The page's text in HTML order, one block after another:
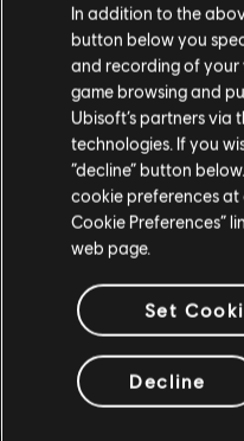
เธอต่ำเกินไป แน่นอนว่าเธ
เห็นว่าเธอรู้จริง แต่ฉันไม่มี
Dokkaebi ตัวจริง เมื่อเธอ
และฉันก็ได้พบกับผู้หญิงคนเ
ฉบับสุดท้ายของ Hibana เ
รับเธอเข้าทีมในตอนนั้นแล้
เธออยู่
ฉันจัดทำโปรแกรมเพื่อประ
ศักยภาพสูง ซึ่งไม่ได้ปฏิบัติ
ดำเนินงาน หรือเคยผ่านเ
เดียวกับที่ Nam เคยถูกค
เธอไม่ได้ลั่นไกปืนเลยนับตั้ง
หนึ่งในการสลัดความประห
In addition to the
button below you
and recording of your
game browsing and
Ubisoft’s partners via
technologies. If you
“decline” button
cookie preferences at
Cookie Preferences”
web page.
Set
Decline